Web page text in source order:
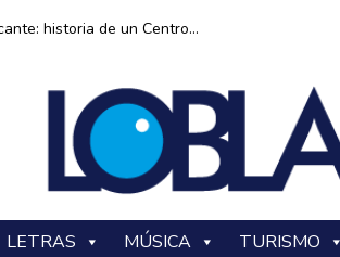
historia de un Centro...
LETRAS MÚSICA TURISMO